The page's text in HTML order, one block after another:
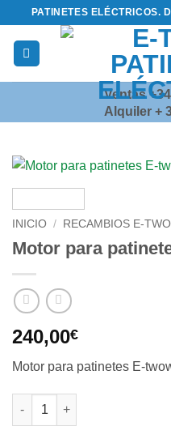
Saltar
al
contenido
PATINETES ELÉCTRICOS.
Ventas
Alquiler +
INICIO / RECAMBIOS E-
Motor para
240,00€
Motor para patinetes E-
Motor para patinetes E-twow